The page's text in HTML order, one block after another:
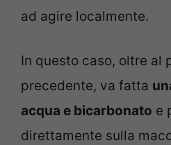
ad agire localmente.
In questo caso, oltre al
precedente, va fatta
acqua e bicarbonato e
direttamente sulla